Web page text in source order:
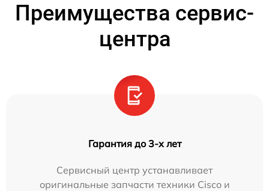
Преимущества сервис-
центра
Гарантия до 3-х лет
Сервисный центр устанавливает
оригинальные запчасти техники Cisco и